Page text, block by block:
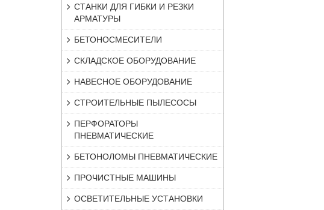
СТАНКИ ДЛЯ ГИБКИ И РЕЗКИ
АРМАТУРЫ
БЕТОНОСМЕСИТЕЛИ
СКЛАДСКОЕ ОБОРУДОВАНИЕ
НАВЕСНОЕ ОБОРУДОВАНИЕ
СТРОИТЕЛЬНЫЕ ПЫЛЕСОСЫ
ПЕРФОРАТОРЫ
ПНЕВМАТИЧЕСКИЕ
БЕТОНОЛОМЫ ПНЕВМАТИЧЕСКИЕ
ПРОЧИСТНЫЕ МАШИНЫ
ОСВЕТИТЕЛЬНЫЕ УСТАНОВКИ